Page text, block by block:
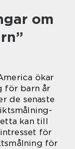
om
ökar
för barn år
de senaste
kan till
för
för